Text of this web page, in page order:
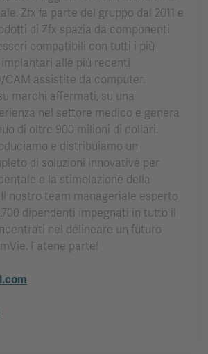
Zfx fa parte del gruppo dal 2011 e
di Zfx spazia da componenti
compatibili con tutti i più
alle più recenti
CAM assistite da computer.
marchi affermati, su una
nel settore medico e genera
di oltre 900 milioni di dollari.
e distribuiamo un
di soluzioni innovative per
e la stimolazione della
nostro team manageriale esperto
dipendenti impegnati in tutto il
nel delineare un futuro
Fatene parte!